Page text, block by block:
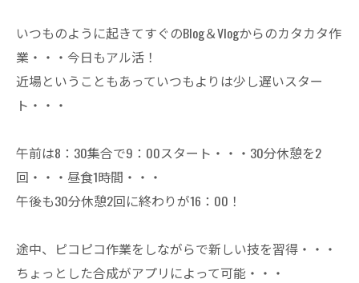
いつものように起きてすぐのBlog＆Vlogからのカタカタ作
業・・・今日もアル活！
近場ということもあっていつもよりは少し遅いスター
ト・・・
午前は8：30集合で9：00スタート・・・30分休憩を2
回・・・昼食1時間・・・
午後も30分休憩2回に終わりが16：00！
途中、ピコピコ作業をしながらで新しい技を習得・・・
ちょっとした合成がアプリによって可能・・・